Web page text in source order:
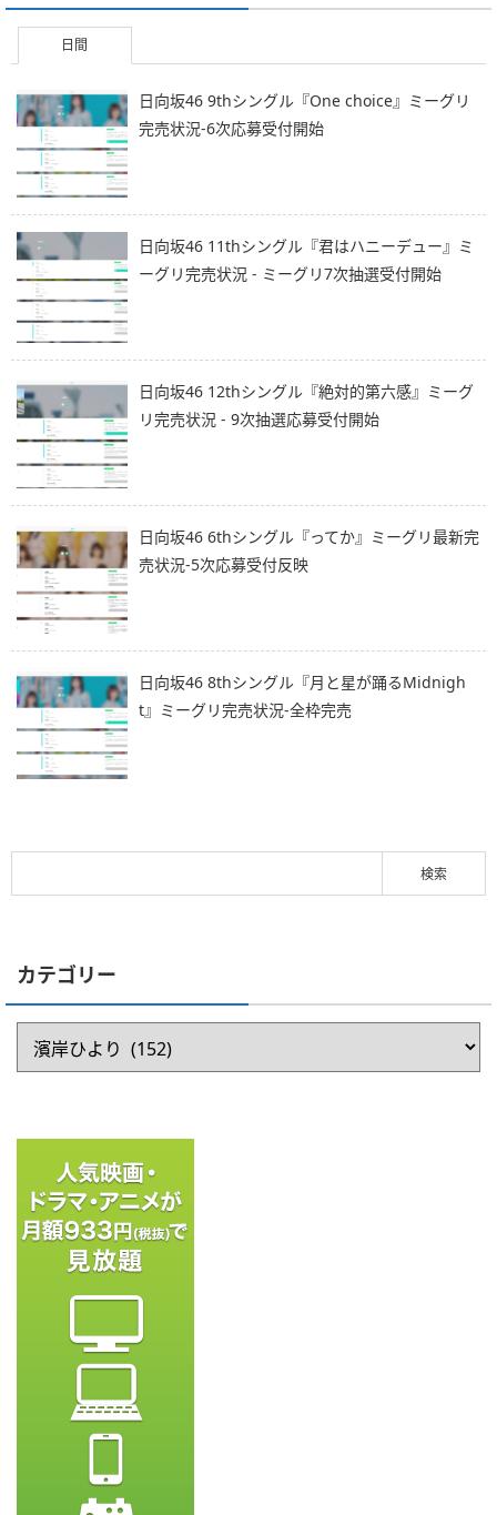
日間
日向坂46 9thシングル『One choice』ミーグリ
完売状況-6次応募受付開始
日向坂46 11thシングル『君はハニーデュー』ミ
ーグリ完売状況 - ミーグリ7次抽選受付開始
日向坂46 12thシングル『絶対的第六感』ミーグ
リ完売状況 - 9次抽選応募受付開始
日向坂46 6thシングル『ってか』ミーグリ最新完
売状況-5次応募受付反映
日向坂46 8thシングル『月と星が踊るMidnigh
t』ミーグリ完売状況-全枠完売
カテゴリー